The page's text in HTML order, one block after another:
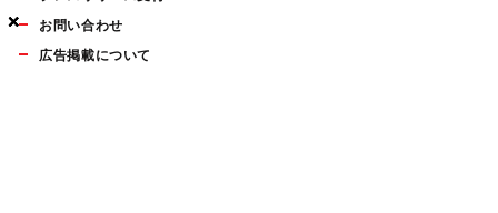
×
×
×
お問い合わせ
広告掲載について